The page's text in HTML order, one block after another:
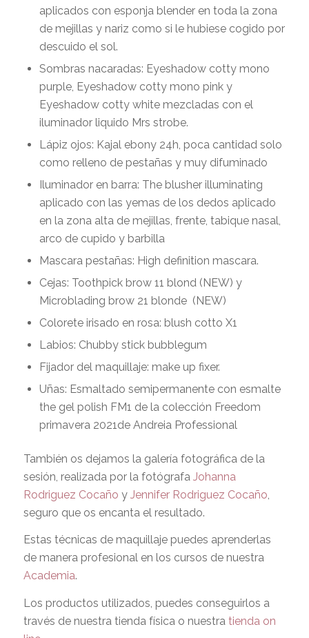
aplicados con esponja blender en toda la zona
de mejillas y nariz como si le hubiese cogido por
descuido el sol.
Sombras nacaradas: Eyeshadow cotty mono
purple, Eyeshadow cotty mono pink y
Eyeshadow cotty white mezcladas con el
iluminador liquido Mrs strobe.
Lápiz ojos: Kajal ebony 24h, poca cantidad solo
como relleno de pestañas y muy difuminado
Iluminador en barra: The blusher illuminating
aplicado con las yemas de los dedos aplicado
en la zona alta de mejillas, frente, tabique nasal,
arco de cupido y barbilla
Mascara pestañas: High definition mascara.
Cejas: Toothpick brow 11 blond (NEW) y
Microblading brow 21 blonde (NEW)
Colorete irisado en rosa: blush cotto X1
Labios: Chubby stick bubblegum
Fijador del maquillaje: make up fixer.
Uñas: Esmaltado semipermanente con esmalte
the gel polish FM1 de la colección Freedom
primavera 2021de Andreia Professional
También os dejamos la galería fotográfica de la
sesión, realizada por la fotógrafa Johanna
Rodriguez Cocaño y Jennifer Rodriguez Cocaño,
seguro que os encanta el resultado.
Estas técnicas de maquillaje puedes aprenderlas
de manera profesional en los cursos de nuestra
Academia.
Los productos utilizados, puedes conseguirlos a
través de nuestra tienda física o nuestra tienda on